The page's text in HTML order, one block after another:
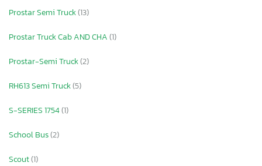
Prostar Semi Truck(13)
Prostar Truck Cab AND CHA(1)
Prostar-Semi Truck(2)
RH613 Semi Truck(5)
S-SERIES 1754(1)
School Bus(2)
Scout(1)